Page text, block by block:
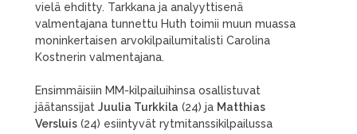
vielä ehditty. Tarkkana ja analyyttisenä
valmentajana tunnettu Huth toimii muun muassa
moninkertaisen arvokilpailumitalisti Carolina
Kostnerin valmentajana.
Ensimmäisiin MM-kilpailuihinsa osallistuvat
jäätanssijat Juulia Turkkila (24) ja Matthias
Versluis (24) esiintyvät rytmitanssikilpailussa